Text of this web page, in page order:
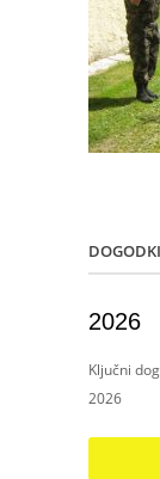
DOGODKI
2026
Ključni
2026